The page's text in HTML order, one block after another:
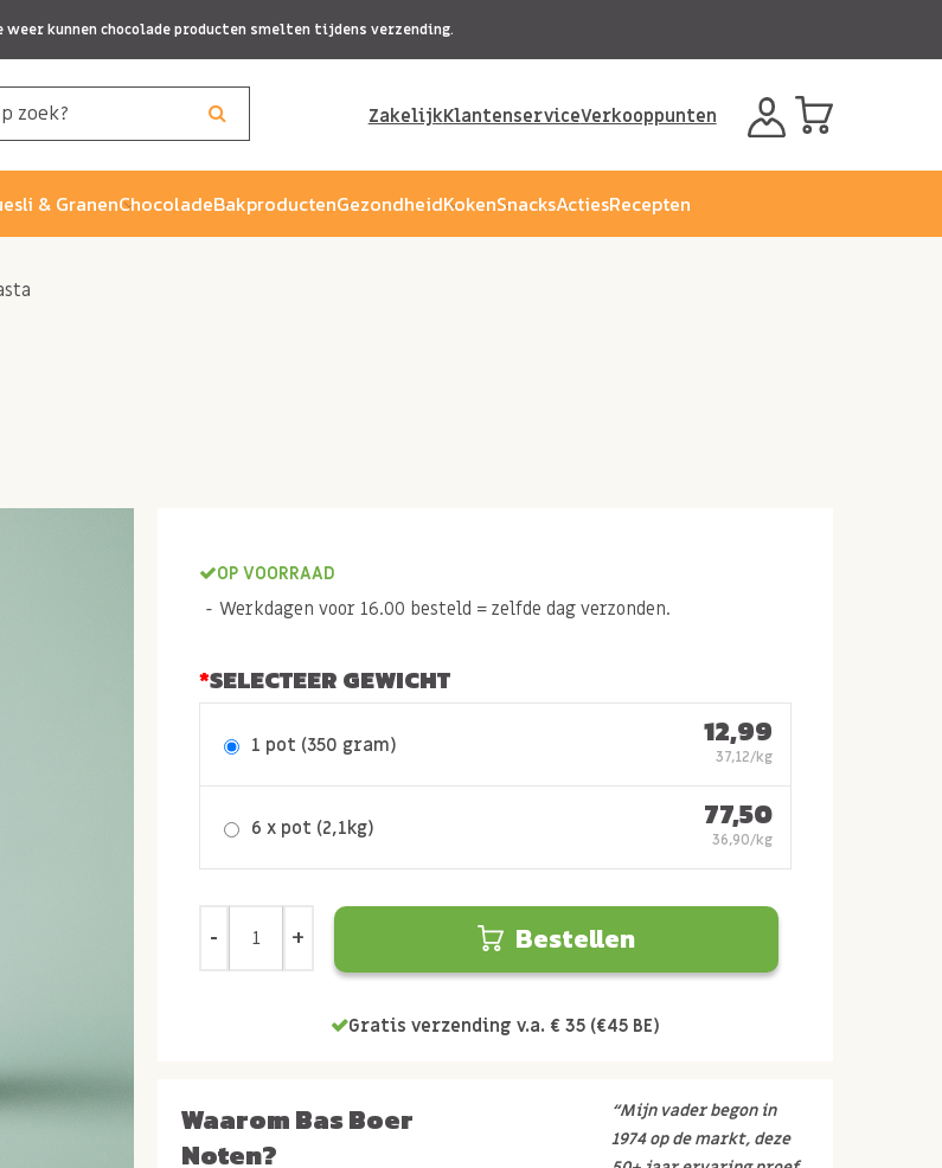
weer kunnen chocolade producten smelten tijdens verzending.
ZakelijkKlantenserviceVerkooppunten
& GranenChocoladeBakproductenGezondheidKokenSnacksActiesRecepten
OP VOORRAAD
Werkdagen voor 16.00 besteld = zelfde dag verzonden.
SELECTEER GEWICHT
1 pot (350 gram) 12,99
37,12/kg
6 x pot (2,1kg) 77,50
36,90/kg
Bestellen
Gratis verzending v.a. € 35 (€45 BE)
Waarom Bas Boer
Noten?
“Mijn vader begon in
1974 op de markt, deze